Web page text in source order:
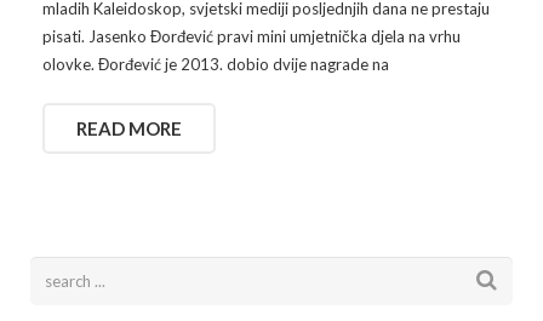
mladih Kaleidoskop, svjetski mediji posljednjih dana ne prestaju
pisati. Jasenko Đorđević pravi mini umjetnička djela na vrhu
olovke. Đorđević je 2013. dobio dvije nagrade na
READ MORE